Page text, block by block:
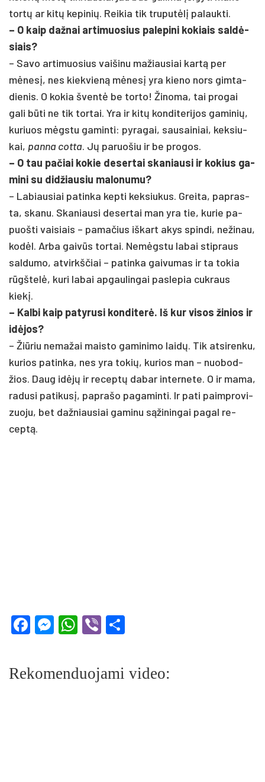
tortų ar kitų ke­pi­nių. Rei­kia tik tru­putėlį pa­lauk­ti.
– O kaip daž­nai ar­ti­muo­sius pa­le­pi­ni ko­kiais saldė­
siais?
– Sa­vo ar­ti­muo­sius vai­ši­nu ma­žiau­siai kartą per
mėnesį, nes kiek­vieną mėnesį yra kie­no nors gim­ta­
die­nis. O ko­kia šventė be tor­to! Ži­no­ma, tai pro­gai
ga­li būti ne tik tor­tai. Yra ir kitų kon­di­te­ri­jos ga­mi­nių,
ku­riuos mėgstu ga­min­ti: py­ra­gai, sau­sai­niai, kek­siu­
kai, pan­na cot­ta. Jų pa­ruo­šiu ir be pro­gos.
– O tau pa­čiai ko­kie de­ser­tai ska­niau­si ir ko­kius ga­
mi­ni su did­žiau­siu ma­lo­nu­mu?
– La­biau­siai pa­tin­ka kep­ti kek­siu­kus. Grei­ta, pa­pras­
ta, ska­nu. Ska­niau­si de­ser­tai man yra tie, ku­rie pa­
puoš­ti vai­siais – pa­ma­čius iš­kart akys spin­di, ne­ži­nau,
kodėl. Ar­ba gaivūs tor­tai. Nemėgs­tu la­bai stip­raus
sal­du­mo, at­virkš­čiai – pa­tin­ka gai­vu­mas ir ta to­kia
rūgštelė, ku­ri la­bai ap­gau­lin­gai pa­sle­pia cuk­raus
kiekį.
– Kal­bi kaip pa­ty­ru­si kon­di­terė. Iš kur vi­sos ži­nios ir
idė­jos?
– Žiū­riu ne­ma­žai mais­to ga­mi­ni­mo laidų. Tik at­si­ren­ku,
ku­rios pa­tin­ka, nes yra to­kių, ku­rios man – nuo­bod­
žios. Daug idėjų ir re­ceptų da­bar in­ter­ne­te. O ir ma­ma,
ra­du­si pa­ti­kusį, pa­pra­šo pa­ga­min­ti. Ir pa­ti paimp­ro­vi­
zuo­ju, bet daž­niau­siai ga­mi­nu sąži­nin­gai pa­gal re­
ceptą.
Facebook
Messenger
WhatsApp
Viber
Rekomenduojami video: